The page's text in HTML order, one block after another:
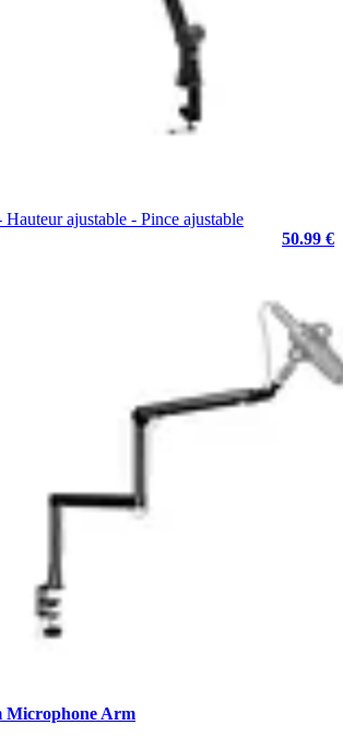
ajustable - Pince ajustable
50.99 €
Arm